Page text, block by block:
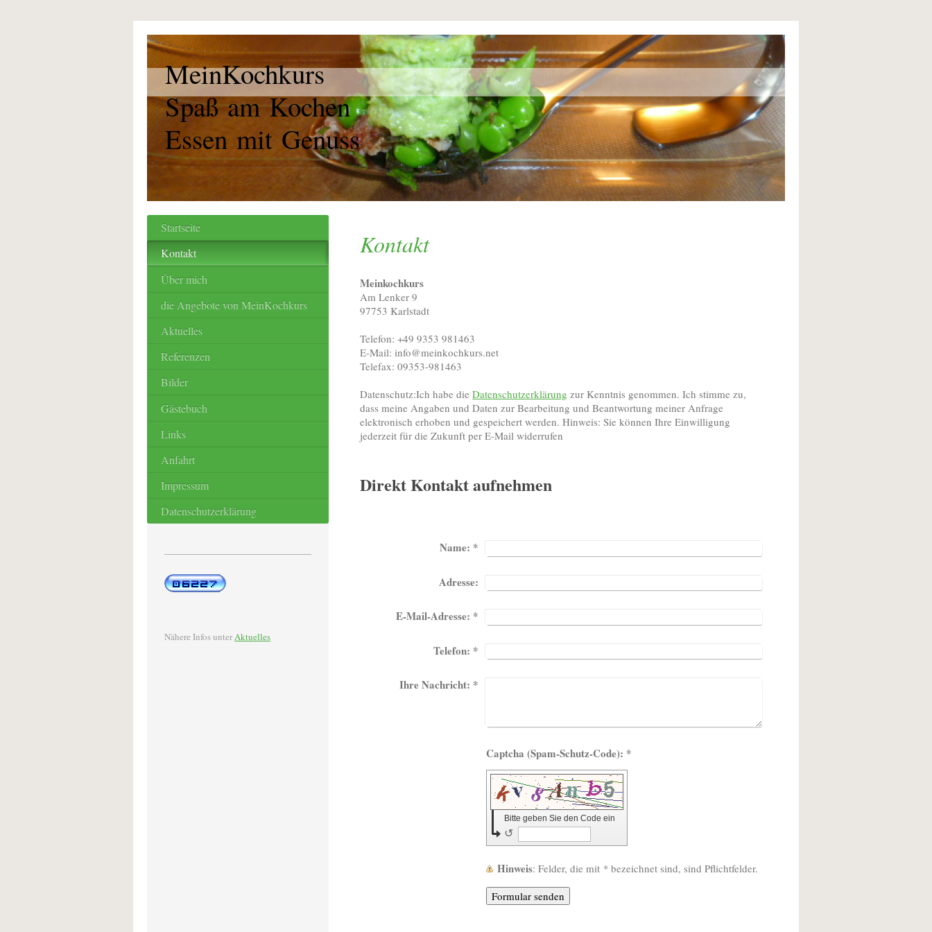
MeinKochkurs
Spaß am Kochen
Essen mit Genuss
Kontakt
Meinkochkurs
Am Lenker 9
97753 Karlstadt
Telefon: +49 9353 981463
E-Mail: info@meinkochkurs.net
Telefax: 09353-981463
Datenschutz:Ich habe dieDatenschutzerklärung zur Kenntnis genommen. Ich stimme zu,
dass meine Angaben und Daten zur Bearbeitung und Beantwortung meiner Anfrage
elektronisch erhoben und gespeichert werden. Hinweis: Sie können Ihre Einwilligung
jederzeit für die Zukunft per E-Mail widerrufen
Direkt Kontakt aufnehmen
Name: *
Adresse:
E-Mail-Adresse: *
Telefon: *
Ihre Nachricht: *
Captcha (Spam-Schutz-Code): *
Bitte geben Sie den Code ein
↺
Hinweis : Felder, die mit * bezeichnet sind, sind Pflichtfelder.
Startseite
Kontakt
Über mich
die Angebote von MeinKochkurs
Aktuelles
Referenzen
Bilder
Gästebuch
Links
Anfahrt
Impressum
Datenschutzerklärung
Nähere Infos unterAktuelles